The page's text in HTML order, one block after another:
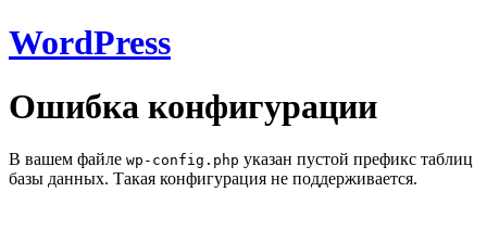
WordPress
Ошибка конфигурации
В вашем файле wp-config.php указан пустой префикс таблиц
базы данных. Такая конфигурация не поддерживается.